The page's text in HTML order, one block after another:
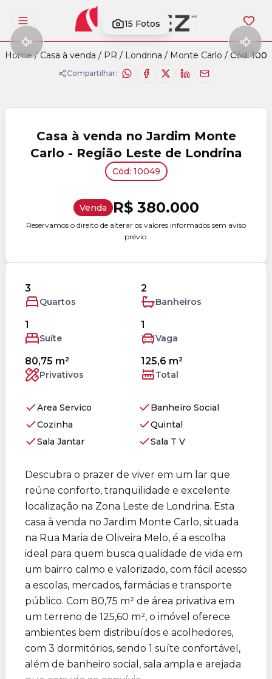
Abrir menu 15 Fotos
Home / Casa à venda / PR / Londrina / Monte Carlo / Cód.
Compartilhar:
Casa à venda no Jardim Monte
Carlo - Região Leste de Londrina
Cód: 10049
Venda R$ 380.000
Reservamos o direito de alterar os valores informados sem aviso
prévio.
3
Quartos
2
Banheiros
1
Suíte
1
Vaga
80,75 m²
Privativos
125,6 m²
Total
Area Servico
Banheiro Social
Cozinha
Quintal
Sala Jantar
Sala T V
Descubra o prazer de viver em um lar que
reúne conforto, tranquilidade e excelente
localização na Zona Leste de Londrina. Esta
casa à venda no Jardim Monte Carlo, situada
na Rua Maria de Oliveira Melo, é a escolha
ideal para quem busca qualidade de vida em
um bairro calmo e valorizado, com fácil acesso
a escolas, mercados, farmácias e transporte
público. Com 80,75 m² de área privativa em
um terreno de 125,60 m², o imóvel oferece
ambientes bem distribuídos e acolhedores,
com 3 dormitórios, sendo 1 suíte confortável,
além de banheiro social, sala ampla e arejada